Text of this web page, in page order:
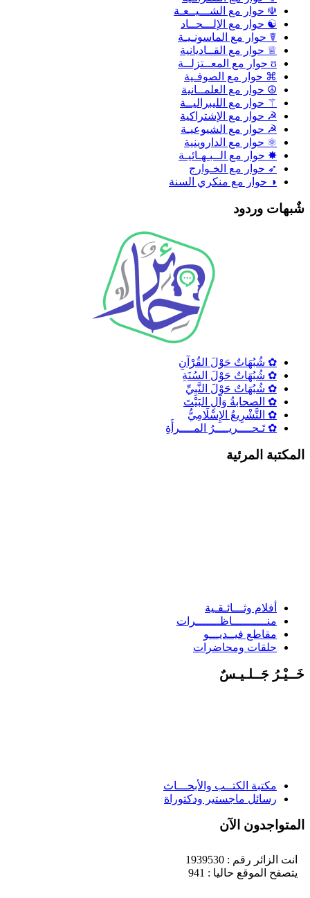
☫ حوار مع الشـــيــعـة
☯ حوار مع الإلـــحــاد
☤ حوار مع الماسونـيـة
♕ حوار مع القــاديانية
ʊ حوار مع المعــتزلــة
⌘ حوار مع الصوفـية
☮ حوار مع العلمــانية
⚚ حوار مع الليبراليــة
☭ حوار مع الإشتراكية
☭ حوار مع الشيوعيـة
⚛ حوار مع الداروينية
✸ حوار مع الــبـهـائيـة
➶ حوار مع الخـوارج
◑ حوار مع منكري السنة
وردود
✿ شُبُهَاتٌ حَوْلَ القُرْآنِ
✿ شُبُهَاتٌ حَوْلَ السُنَةِ
✿ شُبُهَاتٌ حَوْلَ النَّبِيِّ
✿ الصحابةُ وَآلِ البَيْتَ
✿ التَّشْرِيعُ الإِسْلَامِيُّ
✿ تَـحــــريــــرُ المــــرأَةِ
المرئية
أفلام وثـــائـقـية
منــــــــــاظـــــــرات
مقاطع فيــديـــو
حلقات ومحاضرات
جَــلـيـسٌ
مكتبة الكتــب والأبحـــاث
رسائل ماجستير ودكتوراة
الآن
انت الزائر رقم : 1939530
يتصفح الموقع حاليا : 941